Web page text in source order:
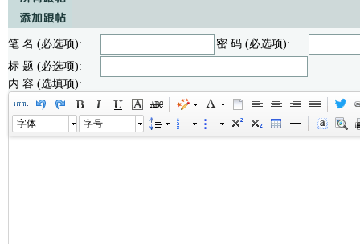
笔 名 (必选项):
密 码 (必选项):
标 题 (必选项):
内 容 (选填项):
字体 字号